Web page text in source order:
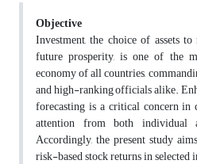
Objective
Investment, the choice of assets
future prosperity, is one of the
economy of all countries,
and high-ranking officials alike.
forecasting is a critical concern in
attention from both individual
Accordingly, the present study
risk-based stock returns in